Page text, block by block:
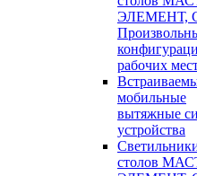
ЭЛЕМЕНТ,
рабочих
мобильные
вытяжные
устройства
столов